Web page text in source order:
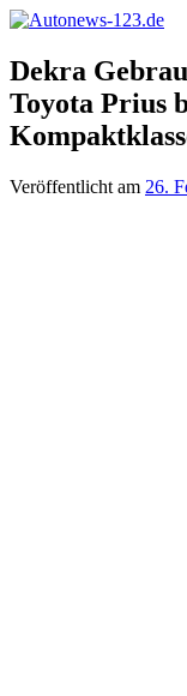
Zum
springen
Autonews-
123.de
Autonews
mit
Charme
Dekra
Toyota Prius
Veröffentlicht am 26.